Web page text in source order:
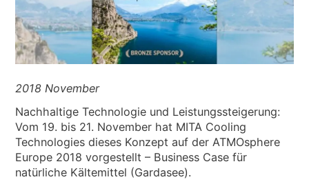
REFERENZEN
NACHRICHTEN & EREIGNISSE
ÜBER UNS
HILFSMITTEL
KONTAKT
2018 November
Nachhaltige Technologie und Leistungssteigerung:
Vom 19. bis 21. November hat MITA Cooling
Technologies dieses Konzept auf der ATMOsphere
Europe 2018 vorgestellt – Business Case für
natürliche Kältemittel (Gardasee).